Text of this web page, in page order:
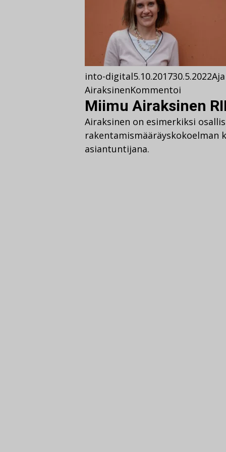
into-digital5.10.201730.5.2022
AiraksinenKommentoi
Miimu Airaksinen
Airaksinen on esimerkiksi
rakentamismääräyskokoelman
asiantuntijana.